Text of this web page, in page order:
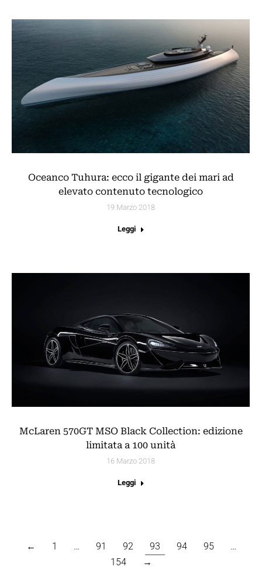
Oceanco Tuhura: ecco il gigante dei mari ad
elevato contenuto tecnologico
19 Marzo 2018
Leggi
McLaren 570GT MSO Black Collection: edizione
limitata a 100 unità
16 Marzo 2018
Leggi
← 1 … 91 92 93 94 95
…
154
→